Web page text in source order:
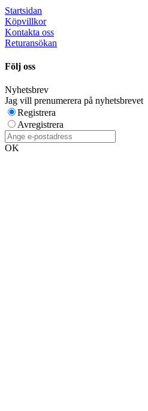
Startsidan
Köpvillkor
Kontakta oss
Returansökan
Följ oss
Nyhetsbrev
Jag vill prenumerera på nyhetsbrevet
Registrera
Avregistrera
OK